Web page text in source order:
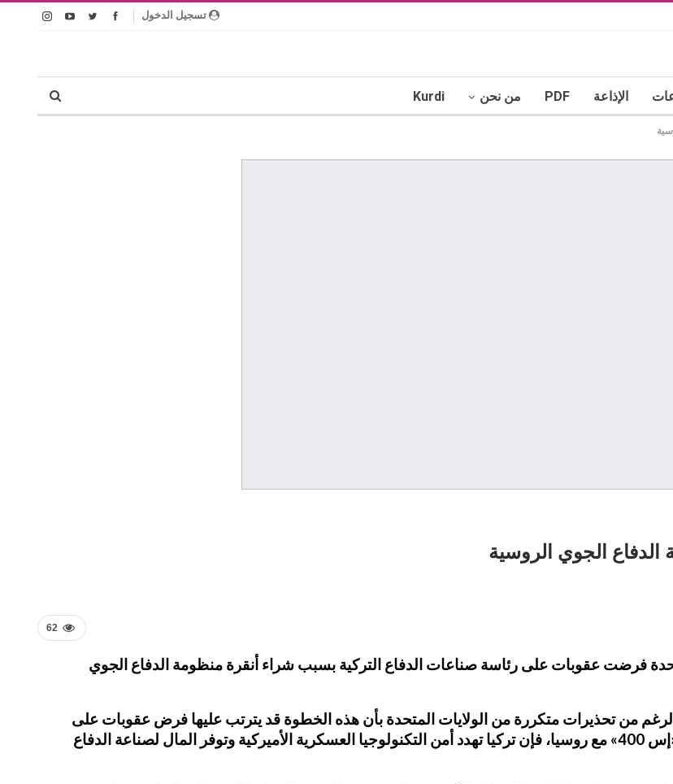
تسجيل الدخول
الإذاعة PDF من نحن Kurdi
الجوي الروسية
62
فرضت عقوبات على رئاسة صناعات الدفاع التركية بسبب شراء أنقرة منظومة الدفاع الجوي
من تحذيرات متكررة من الولايات المتحدة بأن هذه الخطوة قد يترتب عليها فرض عقوبات على
أنقرة. وتقول واشنطن إنه من خلال إبرام صفقة شراء منظومة «إس 400» مع روسيا، فإن تركيا تهدد أمن التكنولوجيا العسكرية الأميركية وتوفر المال لصناعة الدفاع